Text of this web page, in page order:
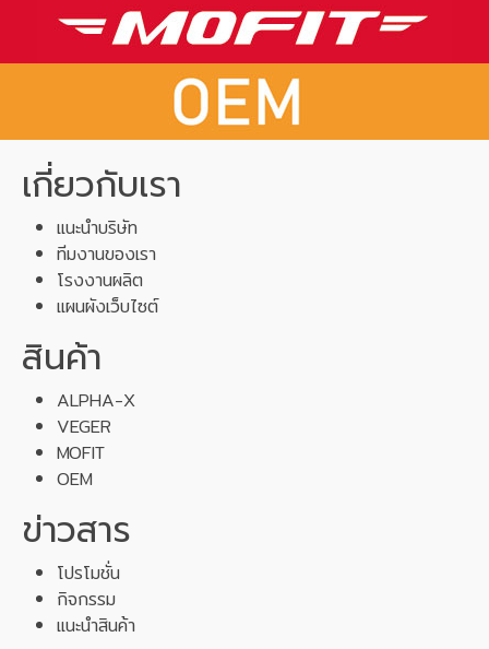
เกี่ยวกับเรา
แนะนำบริษัท
ทีมงานของเรา
โรงงานผลิต
แผนผังเว็บไซต์
สินค้า
ALPHA-X
VEGER
MOFIT
OEM
ข่าวสาร
โปรโมชั่น
กิจกรรม
แนะนำสินค้า